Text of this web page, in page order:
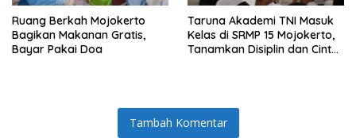
Ruang Berkah Mojokerto
Bagikan Makanan Gratis,
Bayar Pakai Doa
Taruna Akademi TNI Masuk
Kelas di SRMP 15 Mojokerto,
Tanamkan Disiplin dan Cinta
Tambah Komentar